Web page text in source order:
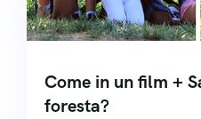
Come in un film +
foresta?